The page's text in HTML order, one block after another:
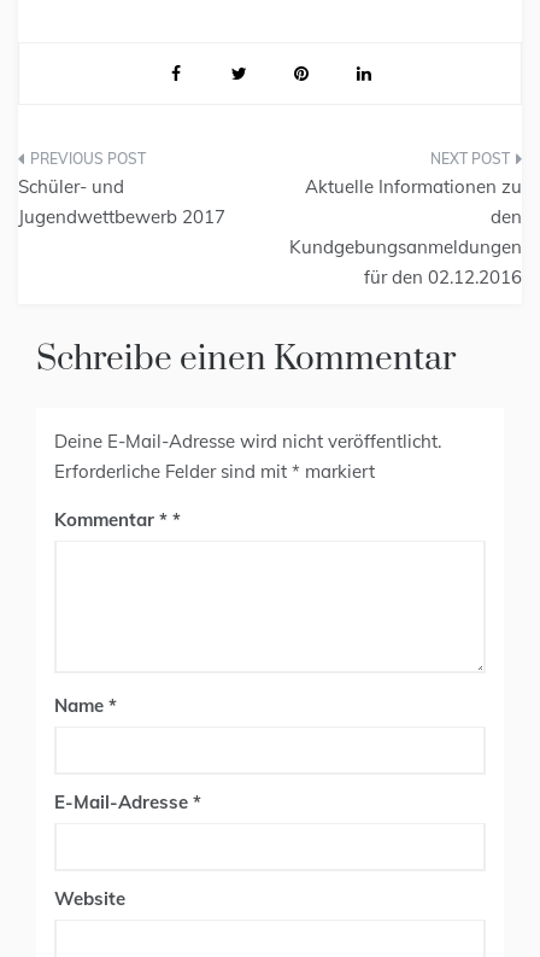
Schüler- und
Jugendwettbewerb 2017
Aktuelle Informationen zu
den
Kundgebungsanmeldungen
für den 02.12.2016
Schreibe einen Kommentar
Deine E-Mail-Adresse wird nicht veröffentlicht.
Erforderliche Felder sind mit * markiert
Kommentar *
Name *
E-Mail-Adresse *
Website